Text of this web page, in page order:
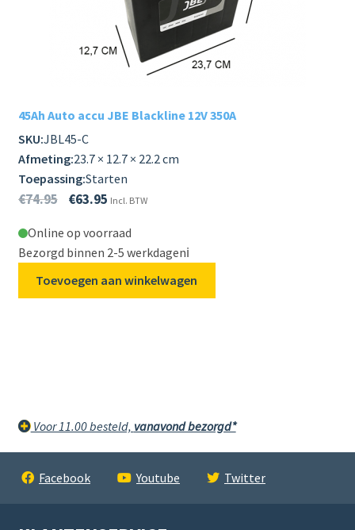
45Ah Auto accu JBE Blackline 12V 350A
SKU:JBL45-C
Afmeting:23.7 × 12.7 × 22.2 cm
Toepassing:Starten
€74.95 €63.95 Incl. BTW
Online op voorraad
Bezorgd binnen 2-5 werkdagenℹ️
Toevoegen aan winkelwagen
Voor 11.00 besteld, vanavond bezorgd*
Facebook Youtube Twitter